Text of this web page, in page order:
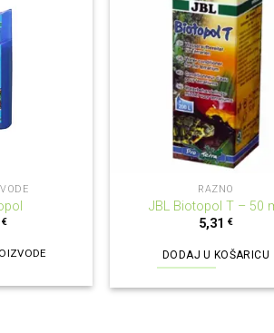
€
RAZNO
JBL Biotopol T – 50
5,31 €
DODAJ U KOŠARICU